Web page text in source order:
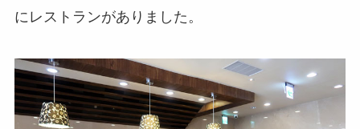
にレストランがありました。